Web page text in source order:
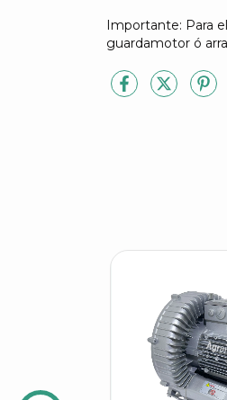
Importante: Para
guardamotor ó